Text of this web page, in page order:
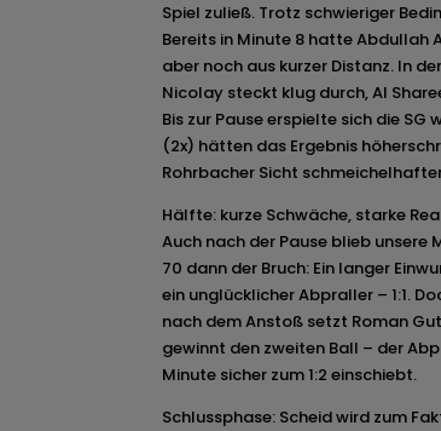
Spiel zuließ. Trotz schwieriger
Bereits in Minute 8 hatte Abdullah
aber noch aus kurzer Distanz. In
Nicolay steckt klug durch, Al
Bis zur Pause erspielte sich die
(2x) hätten das Ergebnis
Rohrbacher Sicht
Hälfte: kurze Schwäche, starke
Auch nach der Pause blieb
70 dann der Bruch: Ein langer
ein unglücklicher Abpraller – 1:1.
nach dem Anstoß setzt Roman
gewinnt den zweiten Ball – der
Minute sicher zum 1:2 einschiebt.
Schlussphase: Scheid wird zum